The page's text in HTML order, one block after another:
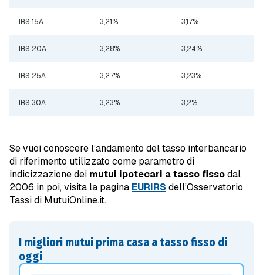
IRS 15A 3,21% 3,17%
IRS 20A 3,28% 3,24%
IRS 25A 3,27% 3,23%
IRS 30A 3,23% 3,2%
Se vuoi conoscere l’andamento del tasso interbancario
di riferimento utilizzato come parametro di
indicizzazione dei mutui ipotecari a tasso fissodal
2006 in poi, visita la pagina EURIRS dell’Osservatorio
Tassi di MutuiOnline.it.
I migliori mutui prima casa a tasso fisso di
oggi